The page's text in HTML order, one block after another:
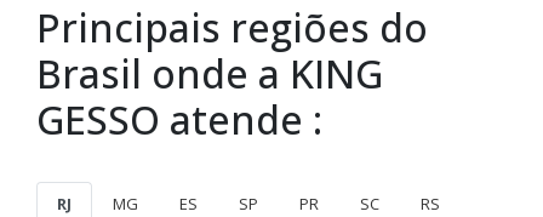
Principais regiões do
Brasil onde a KING
GESSO atende :
RJ MG ES SP PR SC
RS